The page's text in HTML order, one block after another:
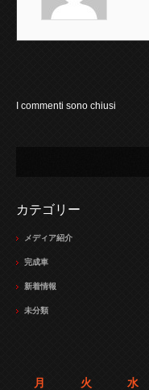
I commenti sono chiusi
カテゴリー
メディア紹介
完成車
新着情報
未分類
月 火 水